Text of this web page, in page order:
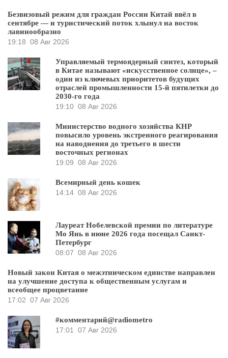
Безвизовый режим для граждан России Китай ввёл в
сентябре — и туристический поток хлынул на восток
лавинообразно
19:18 08 Авг 2026
Управляемый термоядерный синтез, который
в Китае называют «искусственное солнце», –
один из ключевых приоритетов будущих
отраслей промышленности 15-й пятилетки до
2030-го года
19:10 08 Авг 2026
Министерство водного хозяйства КНР
повысило уровень экстренного реагирования
на наводнения до третьего в шести
восточных регионах
19:09 08 Авг 2026
Всемирный день кошек
14:14 08 Авг 2026
Лауреат Нобелевской премии по литературе
Мо Янь в июне 2026 года посещал Санкт-
Петербург
08:07 08 Авг 2026
Новый закон Китая о межэтническом единстве направлен
на улучшение доступа к общественным услугам и
всеобщее процветание
17:02 07 Авг 2026
#комментарий@radiometro
17:01 07 Авг 2026